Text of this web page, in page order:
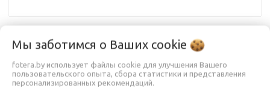
яркостью
• Оптическая синхронизация в режимах S1/S2НЕТ В НАЛИЧИИ
Мы заботимся о Ваших cookie
fotera.by использует файлы cookie для улучшения Вашего
пользовательского опыта, сбора статистики и представления
персонализированных рекомендаций.